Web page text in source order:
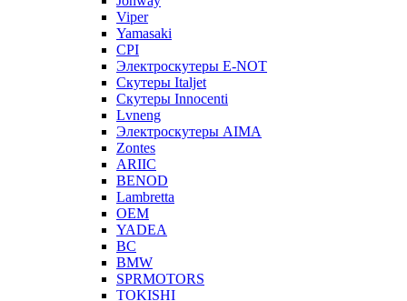
Viper
Yamasaki
CPI
Электроскутеры E-NOT
Скутеры Italjet
Скутеры Innocenti
Lvneng
Электроскутеры AIMA
Zontes
ARIIC
BENOD
Lambretta
OEM
YADEA
BC
BMW
SPRMOTORS
TOKISHI